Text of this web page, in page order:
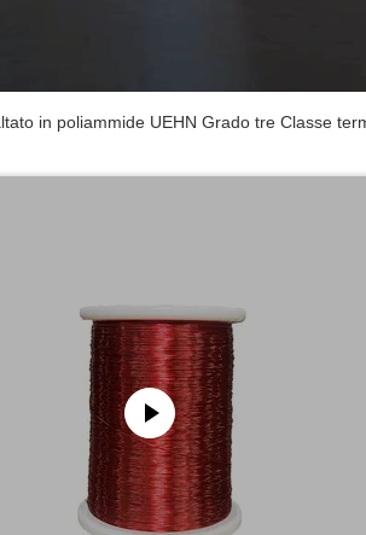
in poliammide UEHN Grado tre Classe